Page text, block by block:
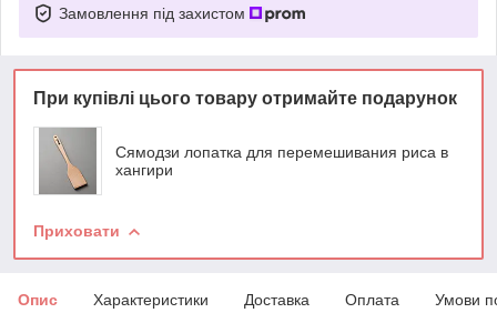
Замовлення під захистом
При купівлі цього товару отримайте подарунок
Сямодзи лопатка для перемешивания риса в
хангири
Приховати
Опис Характеристики Доставка Оплата Умови